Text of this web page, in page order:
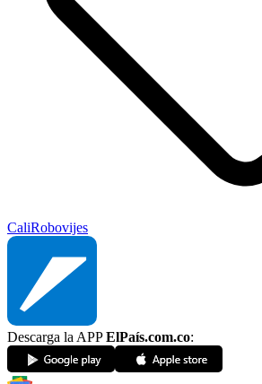
CaliRobovijes
Descarga la APPElPaís.com.co: